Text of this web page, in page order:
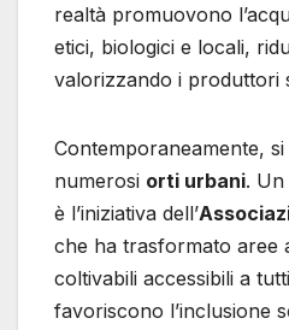
realtà promuovono
etici, biologici e locali,
valorizzando i produttori
Contemporaneamente,
numerosi orti urbani. Un
è l’iniziativa dell’
che ha trasformato aree
coltivabili accessibili a
favoriscono l’inclusione